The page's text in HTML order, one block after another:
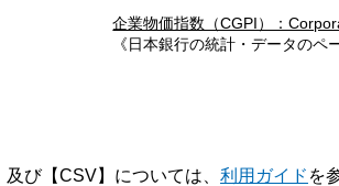
企業物価指数（CGPI）：
《日本銀行の統計・データのペ
び【CSV】については、 利用ガイド を